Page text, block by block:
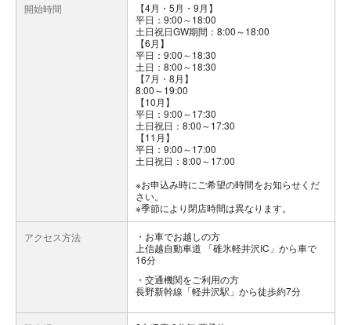
開始時間
【4月・5月・9月】
平日：9:00～18:00
土日祝日GW期間：8:00～18:00
【6月】
平日：9:00～18:30
土日：8:00～18:30
【7月・8月】
8:00～19:00
【10月】
平日：9:00～17:30
土日祝日：8:00～17:30
【11月】
平日：9:00～17:00
土日祝日：8:00～17:00
※お申込み時にご希望の時間をお知らせくだ
さい。
※季節により閉店時間は異なります。
アクセス方法
お車でお越しの方
上信越自動車道 「碓氷軽井沢IC」から車で
16分
交通機関をご利用の方
長野新幹線「軽井沢駅」から徒歩約7分